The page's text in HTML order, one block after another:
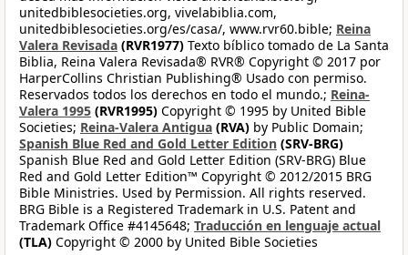
unitedbiblesocieties.org, vivelabiblia.com,
unitedbiblesocieties.org/es/casa/, www.rvr60.bible; Reina
Valera Revisada (RVR1977) Texto bíblico tomado de La Santa
Biblia, Reina Valera Revisada® RVR® Copyright © 2017 por
HarperCollins Christian Publishing® Usado con permiso.
Reservados todos los derechos en todo el mundo.; Reina-
Valera 1995 (RVR1995) Copyright © 1995 by United Bible
Societies; Reina-Valera Antigua (RVA) by Public Domain;
Spanish Blue Red and Gold Letter Edition (SRV-BRG)
Spanish Blue Red and Gold Letter Edition (SRV-BRG) Blue
Red and Gold Letter Edition™ Copyright © 2012/2015 BRG
Bible Ministries. Used by Permission. All rights reserved.
BRG Bible is a Registered Trademark in U.S. Patent and
Trademark Office #4145648; Traducción en lenguaje actual
(TLA) Copyright © 2000 by United Bible Societies